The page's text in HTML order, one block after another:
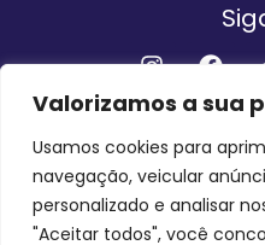
Valorizamos a sua
Usamos cookies para
navegação, veicular
personalizado e analisar
"Aceitar todos", você
QUEM SOMOS